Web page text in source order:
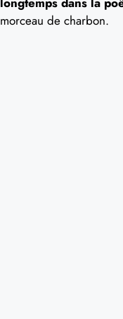
morceau de charbon.